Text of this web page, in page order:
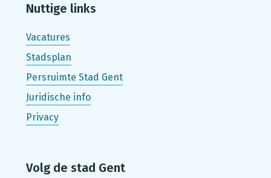
Nuttige links
Vacatures
Stadsplan
Persruimte Stad Gent
Juridische info
Privacy
Volg de stad Gent